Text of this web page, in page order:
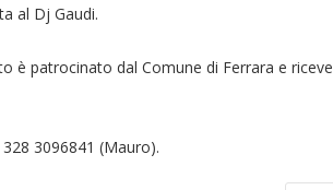
al Dj Gaudi.
è patrocinato dal Comune di Ferrara e riceve
3096841 (Mauro).